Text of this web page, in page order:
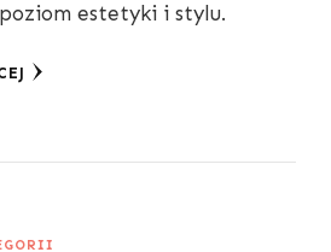
estetyki i stylu.